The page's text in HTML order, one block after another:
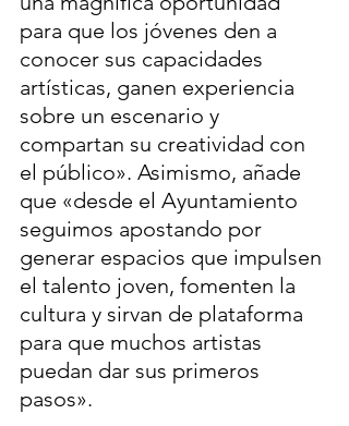
para que los jóvenes den a
conocer sus capacidades
artísticas, ganen experiencia
sobre un escenario y
compartan su creatividad con
el público». Asimismo, añade
que «desde el Ayuntamiento
seguimos apostando por
generar espacios que impulsen
el talento joven, fomenten la
cultura y sirvan de plataforma
para que muchos artistas
puedan dar sus primeros
pasos».